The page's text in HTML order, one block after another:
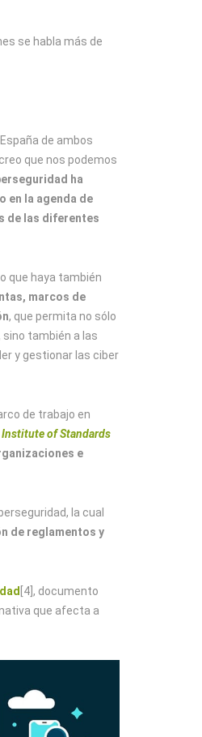
se habla más de
de ambos
que nos podemos
ha
en la agenda de
de las diferentes
que haya también
marcos de
, que permita no sólo
también a las
y gestionar las ciber
de trabajo en
of Standards
e
la cual
de reglamentos y
[4], documento
que afecta a